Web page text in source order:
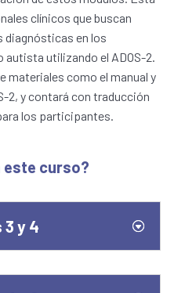
clínicos que buscan
diagnósticas en los
utilizando el ADOS-2.
materiales como el manual y
2, y contará con traducción
los participantes.
este curso?
3 y 4